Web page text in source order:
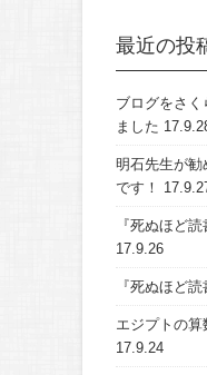
最近の投
ブログをさく
ました
明石先生が勧
です！
『死ぬほど
17.9.26
『死ぬほど
エジプトの算
17.9.24